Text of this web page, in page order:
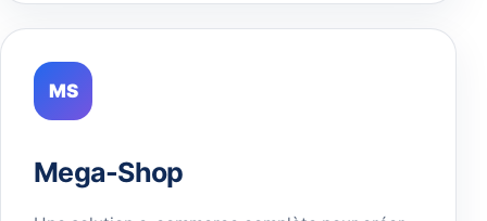
MS
Mega-Shop